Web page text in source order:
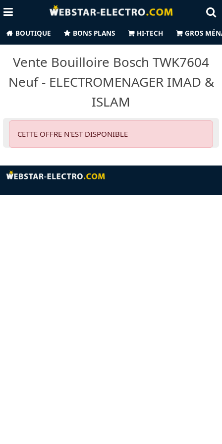
BOUTIQUE BONS PLANS HI-TECH GROS
Vente Bouilloire Bosch TWK7604
Neuf - ELECTROMENAGER IMAD &
ISLAM
CETTE OFFRE N'EST DISPONIBLE